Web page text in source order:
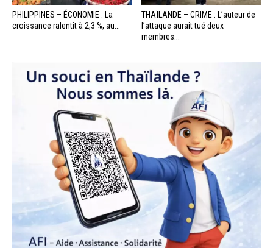
PHILIPPINES – ÉCONOMIE : La
croissance ralentit à 2,3 %, au...
THAÏLANDE – CRIME : L’auteur de
l’attaque aurait tué deux
membres...